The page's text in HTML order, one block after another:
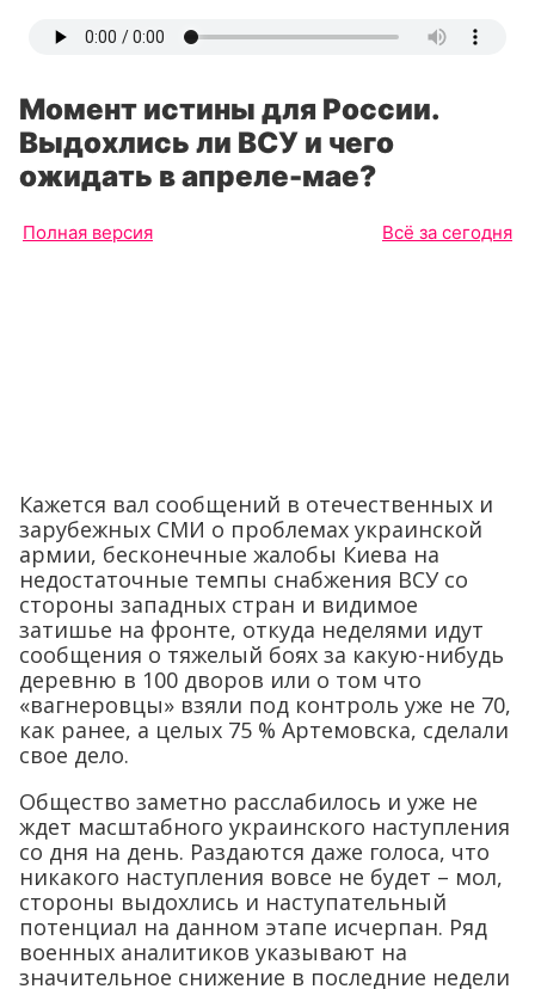
Момент истины для России.
Выдохлись ли ВСУ и чего
ожидать в апреле-мае?
Полная версия Всё за сегодня
Кажется вал сообщений в отечественных и
зарубежных СМИ о проблемах украинской
армии, бесконечные жалобы Киева на
недостаточные темпы снабжения ВСУ со
стороны западных стран и видимое
затишье на фронте, откуда неделями идут
сообщения о тяжелый боях за какую-нибудь
деревню в 100 дворов или о том что
«вагнеровцы» взяли под контроль уже не 70,
как ранее, а целых 75 % Артемовска, сделали
свое дело.
Общество заметно расслабилось и уже не
ждет масштабного украинского наступления
со дня на день. Раздаются даже голоса, что
никакого наступления вовсе не будет – мол,
стороны выдохлись и наступательный
потенциал на данном этапе исчерпан. Ряд
военных аналитиков указывают на
значительное снижение в последние недели